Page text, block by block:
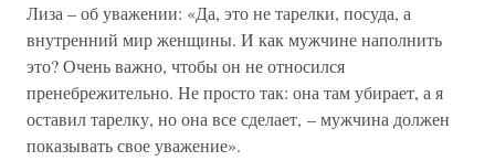
Лиза – об уважении: «Да, это не тарелки, посуда, а
внутренний мир женщины. И как мужчине наполнить
это? Очень важно, чтобы он не относился
пренебрежительно. Не просто так: она там убирает, а я
оставил тарелку, но она все сделает, – мужчина должен
показывать свое уважение».